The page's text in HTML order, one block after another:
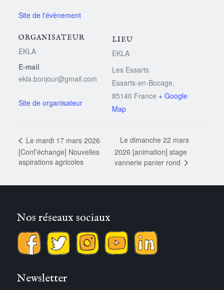
ORGANISATEUR
EKLA
E-mail
ekla.bonjour@gmail.com
LIEU
EKLA
Les Essarts
Essarts-en-Bocage,
85140 France + Google
Map
Le mardi 17 mars 2026
[Conf’échange] Nouvelles
aspirations agricoles
Le dimanche 22 mars
2026 [animation] stage
vannerie panier rond
Nos réseaux sociaux
Newsletter